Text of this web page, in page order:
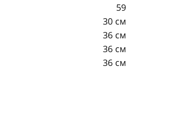
59
30 см
36 см
36 см
36 см